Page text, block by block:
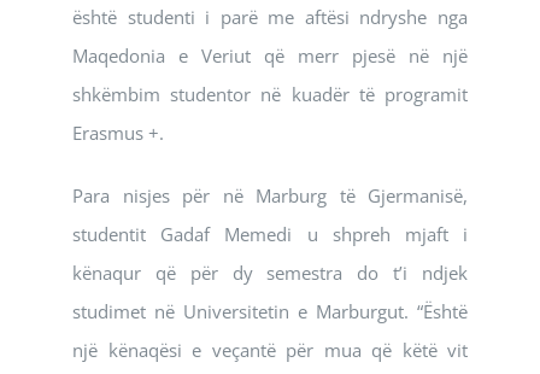
është studenti i parë me aftësi ndryshe nga
Maqedonia e Veriut që merr pjesë në një
shkëmbim studentor në kuadër të programit
Erasmus +.
Para nisjes për në Marburg të Gjermanisë,
studentit Gadaf Memedi u shpreh mjaft i
kënaqur që për dy semestra do t’i ndjek
studimet në Universitetin e Marburgut. “Është
një kënaqësi e veçantë për mua që këtë vit